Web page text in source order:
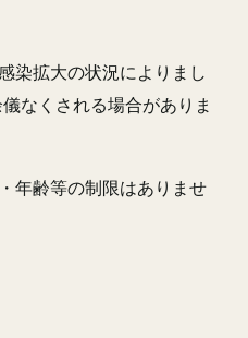
染拡大の状況によりまし
なくされる場合がありま
年齢等の制限はありませ